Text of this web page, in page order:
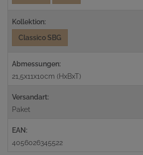
Kollektion:
Classico SBG
Abmessungen:
21,5x11x10cm (HxBxT)
Versandart:
Paket
EAN:
4056026345522